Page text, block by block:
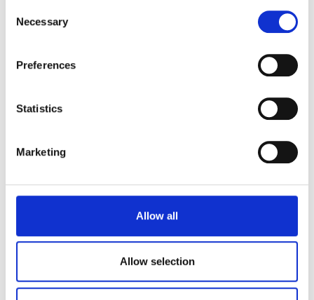
Selection
Necessary
Preferences
Statistics
Marketing
Allow all
Allow selection